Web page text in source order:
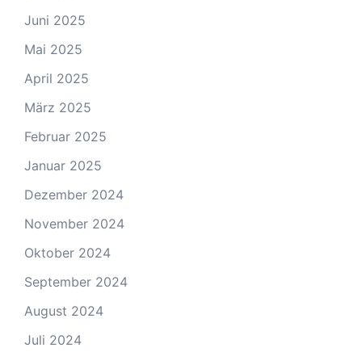
Juni 2025
Mai 2025
April 2025
März 2025
Februar 2025
Januar 2025
Dezember 2024
November 2024
Oktober 2024
September 2024
August 2024
Juli 2024